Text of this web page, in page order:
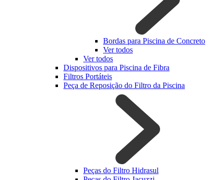
Bordas para Piscina de Concreto
Ver todos
Ver todos
Dispositivos para Piscina de Fibra
Filtros Portáteis
Peça de Reposição do Filtro da Piscina
Peças do Filtro Hidrasul